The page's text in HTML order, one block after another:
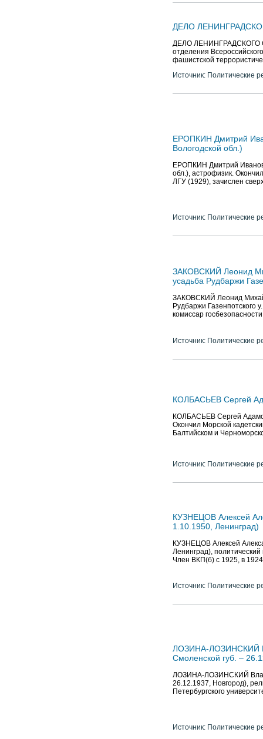
ДЕЛО
ДЕЛО ЛЕНИНГРАДСКОГО
отделения
фашистской
Источник: Политические
ЕРОПКИН Дмитрий
Вологодской обл.)
ЕРОПКИН Дмитрий
обл.), астрофизик.
ЛГУ (1929), зачислен
Источник: Политические
ЗАКОВСКИЙ Леонид
усадьба Рудбаржи
ЗАКОВСКИЙ Леонид
Рудбаржи Газенпотского
комиссар
Источник: Политические
КОЛБАСЬЕВ Сергей
КОЛБАСЬЕВ Сергей
Окончил Морской
Балтийском и
Источник: Политические
КУЗНЕЦОВ Алексей
1.10.1950, Ленинград)
КУЗНЕЦОВ Алексей
Ленинград),
Член ВКП(б) с 1925, в
Источник: Политические
ЛОЗИНА-ЛОЗИНСКИЙ
Смоленской губ. –
ЛОЗИНА-ЛОЗИНСКИЙ
26.12.1937, Новгород),
Петербургского
Источник: Политические